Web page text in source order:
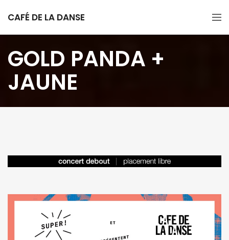
CAFÉ DE LA DANSE
GOLD PANDA +
JAUNE